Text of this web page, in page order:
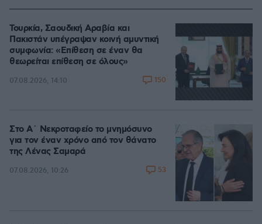
Τουρκία, Σαουδική Αραβία και
Πακιστάν υπέγραψαν κοινή αμυντική
συμφωνία: «Επίθεση σε έναν θα
θεωρείται επίθεση σε όλους»
07.08.2026, 14:10 150
Στο Α΄ Νεκροταφείο το μνημόσυνο
για τον έναν χρόνο από τον θάνατο
της Λένας Σαμαρά
07.08.2026, 10:26 53